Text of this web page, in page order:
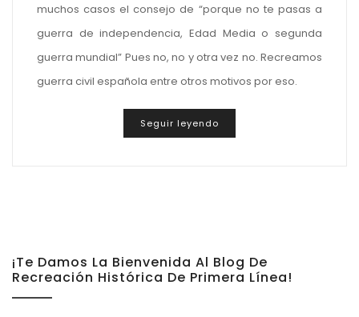
muchos casos el consejo de “porque no te pasas a
guerra de independencia, Edad Media o segunda
guerra mundial” Pues no, no y otra vez no. Recreamos
guerra civil española entre otros motivos por eso.
Seguir leyendo
¡Te Damos La Bienvenida Al Blog De
Recreación Histórica De Primera Línea!